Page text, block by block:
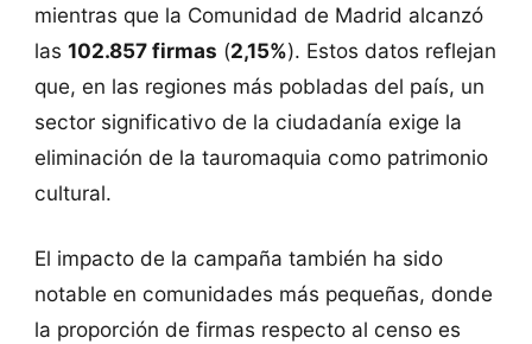
mientras que la Comunidad de Madrid alcanzó
las 102.857 firmas (2,15%). Estos datos reflejan
que, en las regiones más pobladas del país, un
sector significativo de la ciudadanía exige la
eliminación de la tauromaquia como patrimonio
cultural​.
El impacto de la campaña también ha sido
notable en comunidades más pequeñas, donde
la proporción de firmas respecto al censo es